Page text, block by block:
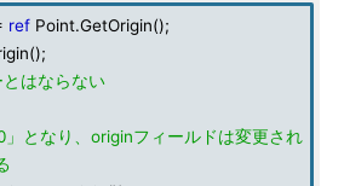
ref Point.GetOrigin();
はならない
となり、originフィールドは変更され